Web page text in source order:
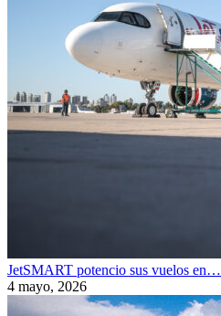
JetSMART potencio sus vuelos en…
4 mayo, 2026